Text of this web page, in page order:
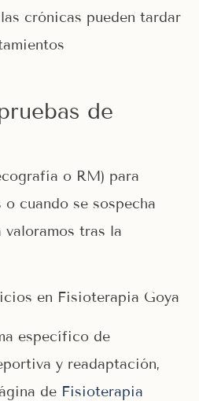
crónicas pueden tardar
de
o RM) para
cuando se sospecha
tras la
en Fisioterapia Goya
específico de
y readaptación,
de Fisioterapia